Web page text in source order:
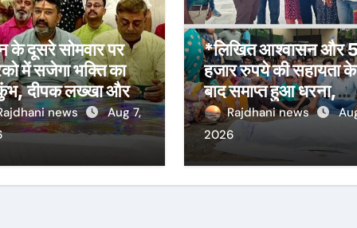
के दूसरे सोमवार पर
में सजेगा भक्ति का
दीपक लख्खा और
सिंह राजपूत की भजन
होगी आकर्षण
news
Aug 7,
*लिखित आश्वासन और
हजार रुपये की सहायता के
बाद समाप्त हुआ धरना,
बिजली मिस्त्री रवि
की मौत पर मुआवजा व
की मांग*
Rajdhani news
2026